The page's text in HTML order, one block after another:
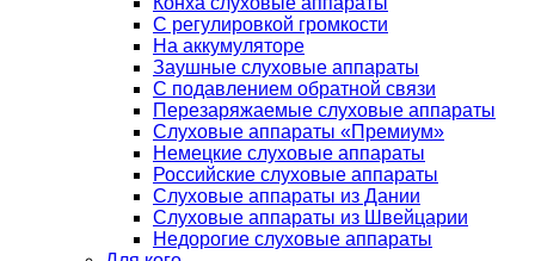
С регулировкой громкости
На аккумуляторе
Заушные слуховые аппараты
C подавлением обратной связи
Перезаряжаемые слуховые аппараты
Слуховые аппараты «Премиум»
Немецкие слуховые аппараты
Российские слуховые аппараты
Слуховые аппараты из Дании
Слуховые аппараты из Швейцарии
Недорогие слуховые аппараты